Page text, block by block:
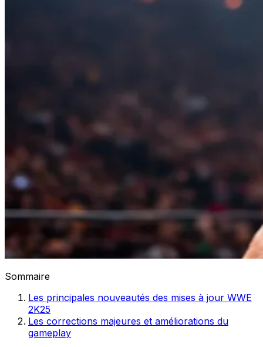
Sommaire
Les principales nouveautés des mises à jour WWE
2K25
Les corrections majeures et améliorations du
gameplay